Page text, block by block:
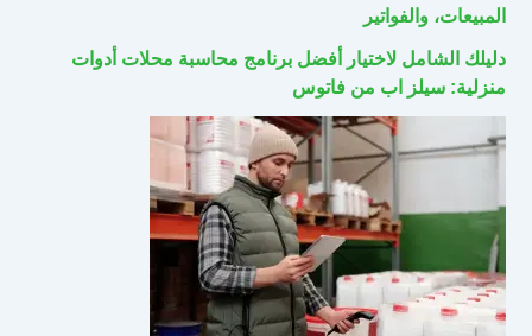
المبيعات، والفواتير
دليلك الشامل لاختيار أفضل برنامج محاسبة محلات أدوات
منزلية: سيلز اب من فاتوس